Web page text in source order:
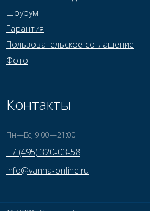
Шоурум
Гарантия
Пользовательское соглашение
Фото
Контакты
Пн—Вс, 9:00—21:00
+7 (495) 320-03-58
info@vanna-online.ru